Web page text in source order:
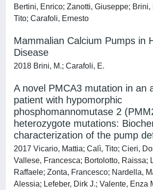
Bertini, Enrico; Zanotti, Giuseppe; Brini,
Tito; Carafoli, Ernesto
Mammalian Calcium Pumps in
Disease
2018 Brini, M.; Carafoli, E.
A novel PMCA3 mutation in an
patient with hypomorphic
phosphomannomutase 2
heterozygote mutations:
characterization of the pump
2017 Vicario, Mattia; Calì, Tito; Cieri,
Vallese, Francesca; Bortolotto, Raissa;
Raffaele; Zonta, Francesco; Nardella,
Alessia; Lefeber, Dirk J.; Valente, Enza